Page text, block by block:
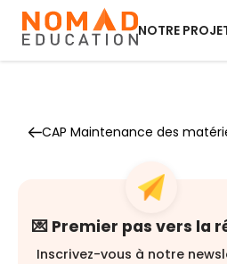
NOTRE
CAP Maintenance des
💌 Premier pas vers la
Inscrivez-vous à notre